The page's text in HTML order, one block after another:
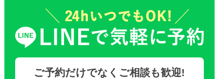
ご予約だけでなくご相談も歓迎!